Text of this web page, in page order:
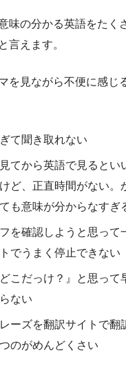
味の分かる英語をたく
言えます。
を見ながら不便に感じ
て聞き取れない
てから英語で見るとい
ど、正直時間がない。
も意味が分からなすぎ
を確認しようと思って
でうまく停止できない
どこだっけ？』と思って
ない
ーズを翻訳サイトで翻
のがめんどくさい